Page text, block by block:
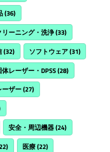
(36)
リーニング・洗浄(33)
(32) ソフトウェア(31)
体レーザー・DPSS(28)
ーザー(27)
安全・周辺機器(24)
医療(22)